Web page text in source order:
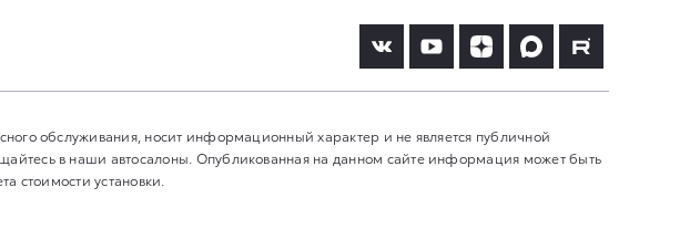
обслуживания, носит информационный характер и не является публичной
в наши автосалоны. Опубликованная на данном сайте информация может быть
стоимости установки.